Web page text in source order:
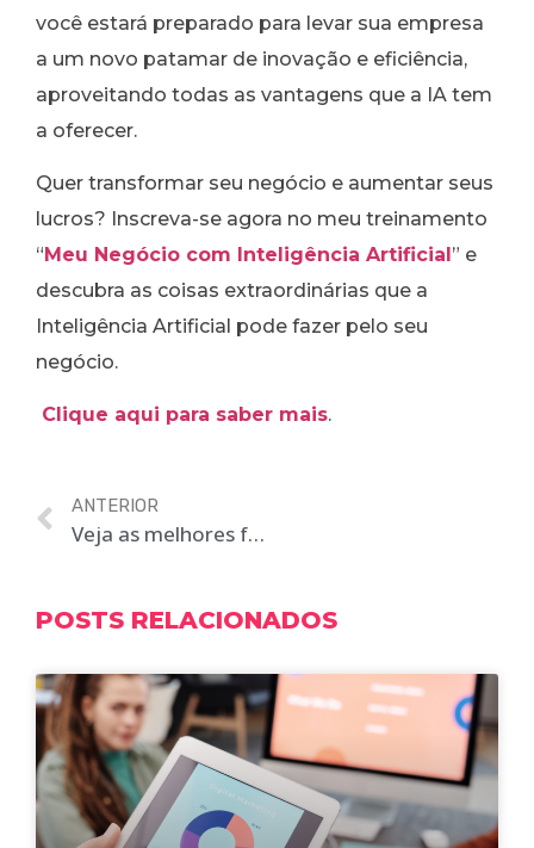
você estará preparado para levar sua empresa
a um novo patamar de inovação e eficiência,
aproveitando todas as vantagens que a IA tem
a oferecer.
Quer transformar seu negócio e aumentar seus
lucros? Inscreva-se agora no meu treinamento
“Meu Negócio com Inteligência Artificial” e
descubra as coisas extraordinárias que a
Inteligência Artificial pode fazer pelo seu
negócio.
Clique aqui para saber mais.
ANTERIOR
Veja as melhores ferramentas de IA para pequenas empresas
POSTS RELACIONADOS